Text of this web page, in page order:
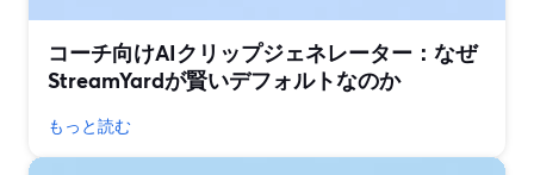
コーチ向けAIクリップジェネレーター：なぜ
StreamYardが賢いデフォルトなのか
もっと読む